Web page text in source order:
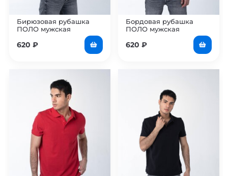
Бирюзовая рубашка
ПОЛО мужская
620 ₽
Бордовая рубашка
ПОЛО мужская
620 ₽